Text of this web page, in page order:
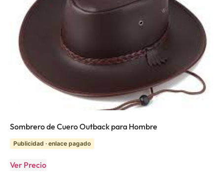
Sombrero de Cuero Outback para Hombre
Publicidad · enlace pagado
Ver Precio